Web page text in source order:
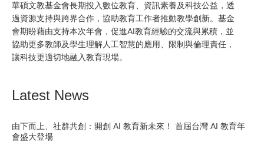
華碩文教基金會長期投入數位教育、資訊素養及科技公益，透
過資源支持與跨界合作，協助教育工作者推動教學創新。基金
會期盼藉由支持本次年會，促進AI教育經驗的交流與累積，並
協助更多教師及學生理解人工智慧的應用、限制與倫理責任，
讓科技更適切地融入教育現場。
Latest News
由下而上、社群共創：開創 AI 教育新未來！ 首屆台灣 AI 教育年
會盛大登場